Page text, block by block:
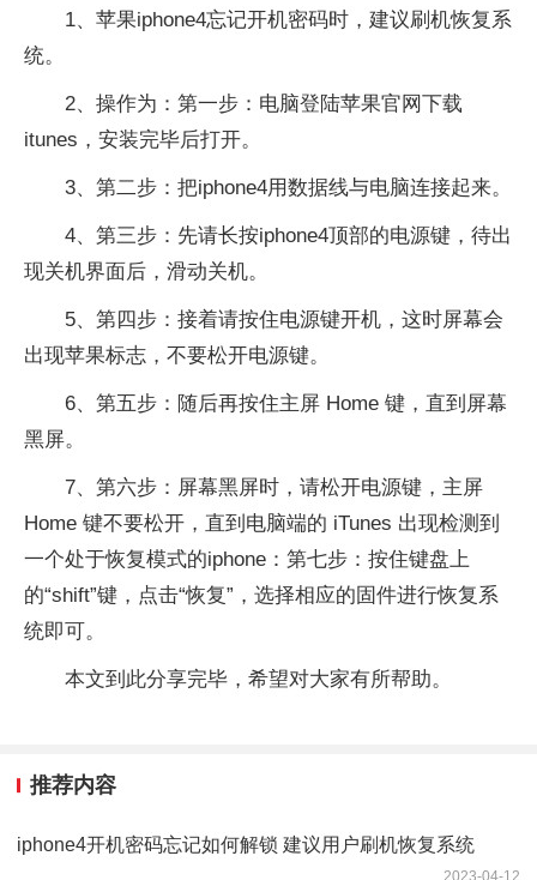
1、苹果iphone4忘记开机密码时，建议刷机恢复系
统。
2、操作为：第一步：电脑登陆苹果官网下载
itunes，安装完毕后打开。
3、第二步：把iphone4用数据线与电脑连接起来。
4、第三步：先请长按iphone4顶部的电源键，待出
现关机界面后，滑动关机。
5、第四步：接着请按住电源键开机，这时屏幕会
出现苹果标志，不要松开电源键。
6、第五步：随后再按住主屏 Home 键，直到屏幕
黑屏。
7、第六步：屏幕黑屏时，请松开电源键，主屏
Home 键不要松开，直到电脑端的 iTunes 出现检测到
一个处于恢复模式的iphone：‍第七步：按住键盘上
的“shift”键，点击“恢复”，选择相应的固件进行恢复系
统即可。
本文到此分享完毕，希望对大家有所帮助。
推荐内容
iphone4开机密码忘记如何解锁 建议用户刷机恢复系统
2023-04-12